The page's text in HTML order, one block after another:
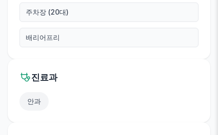
주차장 (20대)
배리어프리
진료과
안과